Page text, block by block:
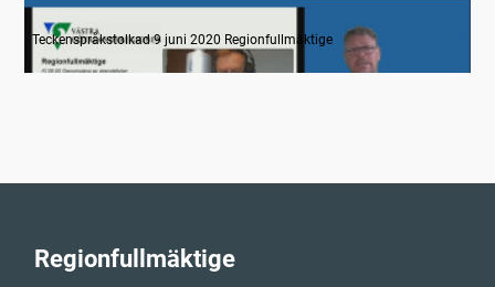
Information
Teckenspråkstolkad 9 juni 2020 Regionfullmäktige
Regionfullmäktige